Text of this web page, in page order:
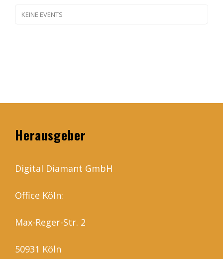
KEINE EVENTS
Herausgeber
Digital Diamant GmbH
Office Köln:
Max-Reger-Str. 2
50931 Köln